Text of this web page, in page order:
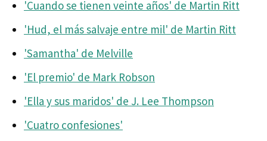
'Cuando se tienen veinte años' de Martin Ritt
'Hud, el más salvaje entre mil' de Martin Ritt
'Samantha' de Melville
'El premio' de Mark Robson
'Ella y sus maridos' de J. Lee Thompson
'Cuatro confesiones'